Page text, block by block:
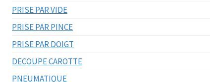
PRISE PAR VIDE
PRISE PAR PINCE
PRISE PAR DOIGT
DECOUPE CAROTTE
PNEUMATIQUE